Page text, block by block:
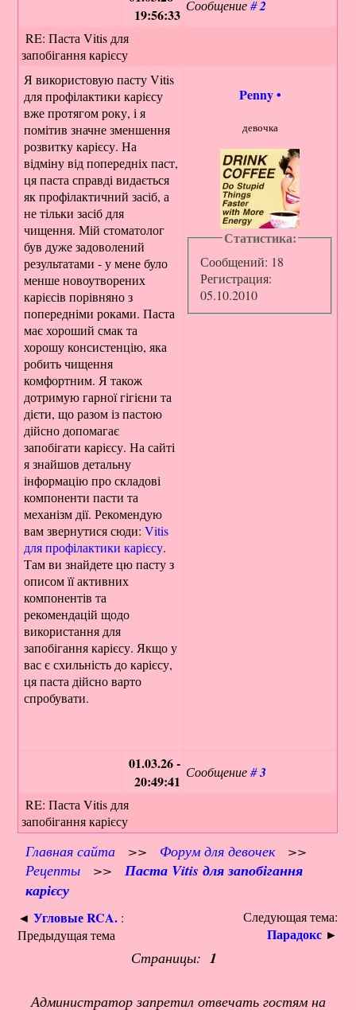
19:56:33
Сообщение#2
RE: Паста Vitis для
запобігання карієсу
Я використовую пасту Vitis
для профілактики карієсу
вже протягом року, і я
помітив значне зменшення
розвитку карієсу. На
відміну від попередніх паст,
ця паста справді видається
як профілактичний засіб, а
не тільки засіб для
чищення. Мій стоматолог
був дуже задоволений
результатами - у мене було
менше новоутворених
карієсів порівняно з
попередніми роками. Паста
має хороший смак та
хорошу консистенцію, яка
робить чищення
комфортним. Я також
дотримую гарної гігієни та
дієти, що разом із пастою
дійсно допомагає
запобігати карієсу. На сайті
я знайшов детальну
інформацію про складові
компоненти пасти та
механізм дії. Рекомендую
вам звернутися сюди:Vitis
для профілактики карієсу.
Там ви знайдете цю пасту з
описом її активних
компонентів та
рекомендацій щодо
використання для
запобігання карієсу. Якщо у
вас є схильність до карієсу,
ця паста дійсно варто
спробувати.
Penny•
девочка
Статистика:
Сообщений: 18
Регистрация:
05.10.2010
01.03.26 -
20:49:41
Сообщение#3
RE: Паста Vitis для
запобігання карієсу
Главная сайта >> Форум для девочек
>>
Рецепты
>>Паста Vitis для запобігання
карієсу
◄Угловые RCA. :
Предыдущая тема
Следующая тема:
Парадокс ►
Страницы: 1
Администратор запретил отвечать гостям на